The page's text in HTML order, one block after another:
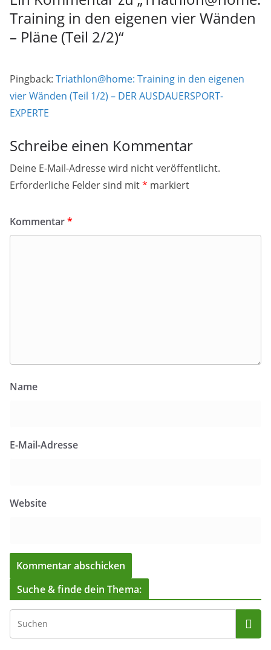
Training in den eigenen vier Wänden
– Pläne (Teil 2/2)“
Pingback: Triathlon@home: Training in den eigenen
vier Wänden (Teil 1/2) – DER AUSDAUERSPORT-
EXPERTE
Schreibe einen Kommentar
Deine E-Mail-Adresse wird nicht veröffentlicht.
Erforderliche Felder sind mit* markiert
Kommentar*
Name
E-Mail-Adresse
Website
Suche & finde dein Thema: